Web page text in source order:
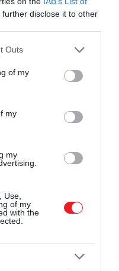
further disclose it to other
one or more Google
You may click to
its third-party tags to
in below Google
Outs
of my
my
my
Use,
of my
with the
ausztrál Monash
állati intelligencia
Mint mondta:
előtérbe
képességeit
vagy